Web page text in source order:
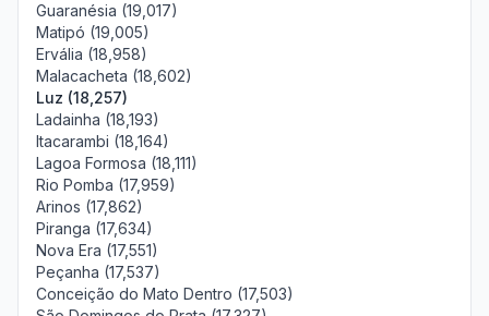
Guaranésia (19,017)
Matipó (19,005)
Ervália (18,958)
Malacacheta (18,602)
Luz (18,257)
Ladainha (18,193)
Itacarambi (18,164)
Lagoa Formosa (18,111)
Rio Pomba (17,959)
Arinos (17,862)
Piranga (17,634)
Nova Era (17,551)
Peçanha (17,537)
Conceição do Mato Dentro (17,503)